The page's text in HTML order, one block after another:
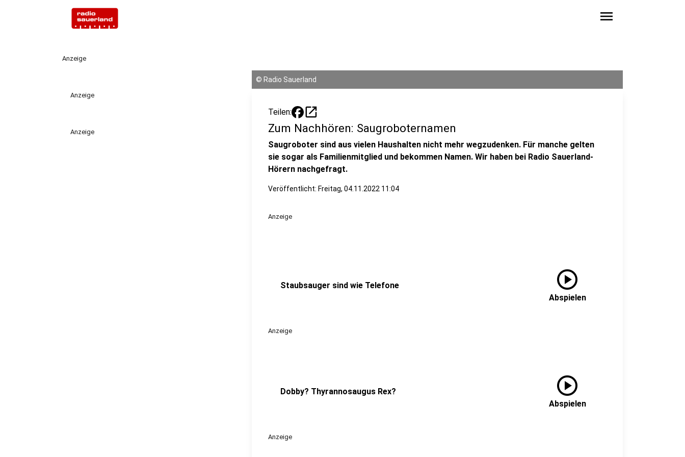
menu
Anzeige
Anzeige
Anzeige
© Radio Sauerland
Teilen: open_in_new
Zum Nachhören: Saugroboternamen
Saugroboter sind aus vielen Haushalten nicht mehr wegzudenken. Für manche gelten
sie sogar als Familienmitglied und bekommen Namen. Wir haben bei Radio Sauerland-
Hörern nachgefragt.
Veröffentlicht: Freitag, 04.11.2022 11:04
Anzeige
Staubsauger sind wie Telefone play_circle
Abspielen
Anzeige
Dobby? Thyrannosaugus Rex? play_circle
Abspielen
Anzeige